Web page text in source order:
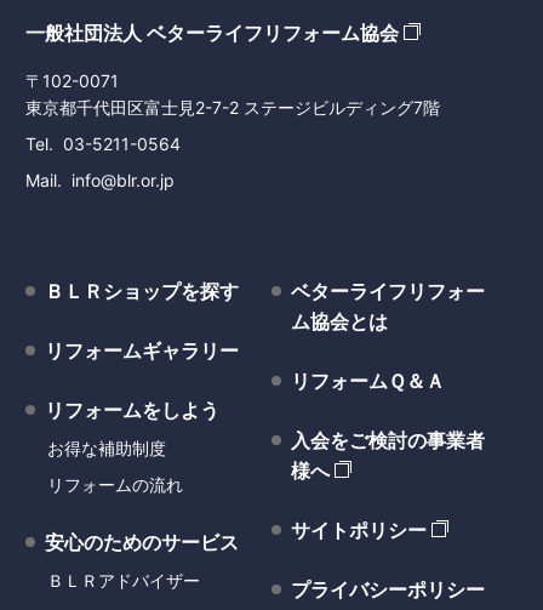
一般社団法人 ベターライフリフォーム協会
〒102-0071
東京都千代田区富士見2-7-2 ステージビルディング7階
Tel
03-5211-0564
Mail
info@blr.or.jp
ＢＬＲショップを探す
リフォームギャラリー
リフォームをしよう
お得な補助制度
リフォームの流れ
安心のためのサービス
ＢＬＲアドバイザー
ベターライフリフォー
ム協会とは
リフォームＱ＆Ａ
入会をご検討の事業者
様へ
サイトポリシー
プライバシーポリシー